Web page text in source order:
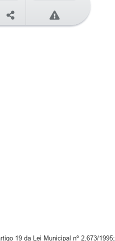
19 da Lei Municipal nº 2.673/1995;